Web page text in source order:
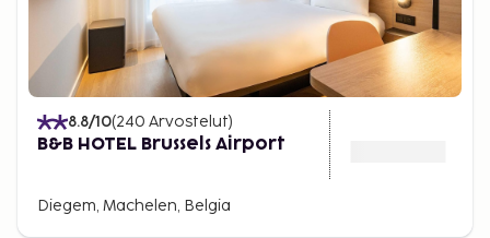
8.8/10(240 Arvostelut)
B&B HOTEL Brussels Airport
Diegem, Machelen, Belgia